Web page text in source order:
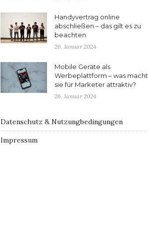
Handyvertrag online
abschließen – das gilt es zu
beachten
26. Januar 2024
Mobile Geräte als
Werbeplattform – was macht
sie für Marketer attraktiv?
26. Januar 2024
Datenschutz & Nutzungbedingungen
Impressum